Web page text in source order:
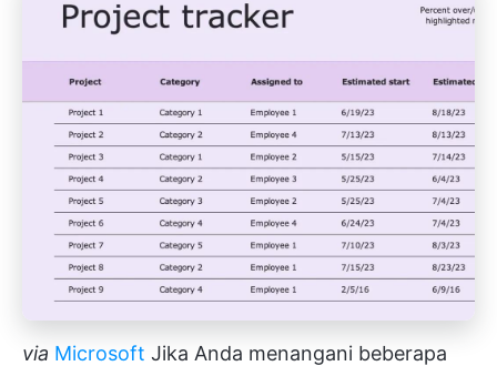
via Microsoft Jika Anda menangani beberapa